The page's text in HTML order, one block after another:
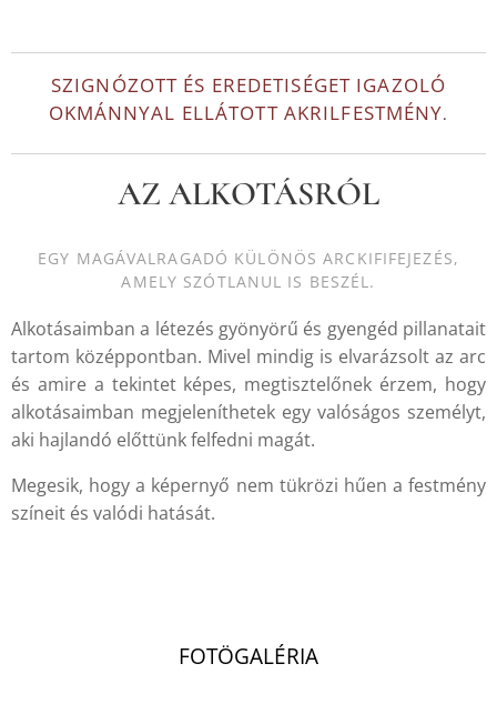
SZIGNÓZOTT ÉS EREDETISÉGET IGAZOLÓ
OKMÁNNYAL ELLÁTOTT AKRILFESTMÉNY.
AZ ALKOTÁSRÓL
EGY MAGÁVALRAGADÓ KÜLÖNÖS ARCKIFIFEJEZÉS,
AMELY SZÓTLANUL IS BESZÉL.
Alkotásaimban a létezés gyönyörű és gyengéd pillanatait
tartom középpontban. Mivel mindig is elvarázsolt az arc
és amire a tekintet képes, megtisztelőnek érzem, hogy
alkotásaimban megjeleníthetek egy valóságos személyt,
aki hajlandó előttünk felfedni magát.
Megesik, hogy a képernyő nem tükrözi hűen a festmény
színeit és valódi hatását.
FOTÖGALÉRIA